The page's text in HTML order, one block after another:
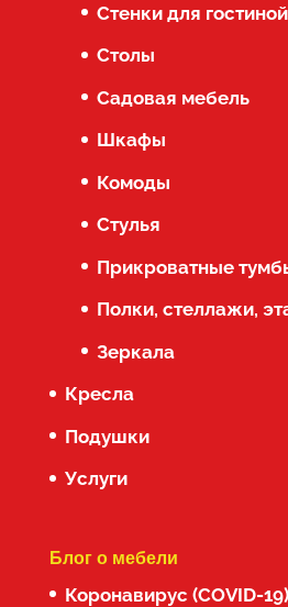
Стенки для гостиной
Столы
Садовая мебель
Шкафы
Комоды
Стулья
Прикроватные
Полки, стеллажи,
Зеркала
Кресла
Подушки
Услуги
Блог о мебели
Коронавирус (COVID-